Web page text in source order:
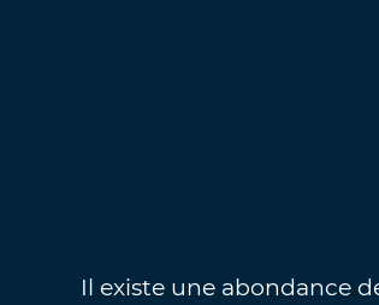
Il existe une abondance